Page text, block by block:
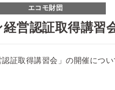
エコモ財団
経営認証取得講習
認証取得講習会」の開催につ